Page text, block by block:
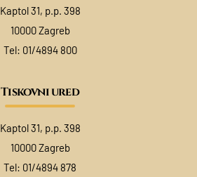
Kaptol 31, p.p. 398
10000 Zagreb
Tel: 01/4894 800
Tiskovni ured
Kaptol 31, p.p. 398
10000 Zagreb
Tel: 01/4894 878